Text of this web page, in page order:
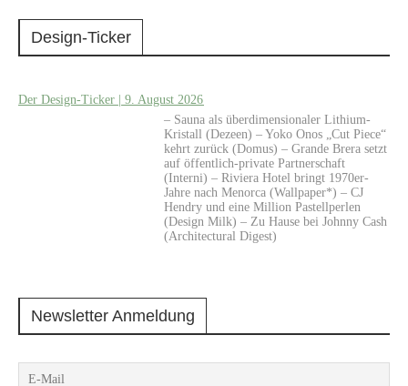
Design-Ticker
Der Design-Ticker | 9. August 2026
– Sauna als überdimensionaler Lithium-
Kristall (Dezeen) – Yoko Onos „Cut Piece“
kehrt zurück (Domus) – Grande Brera setzt
auf öffentlich-private Partnerschaft
(Interni) – Riviera Hotel bringt 1970er-
Jahre nach Menorca (Wallpaper*) – CJ
Hendry und eine Million Pastellperlen
(Design Milk) – Zu Hause bei Johnny Cash
(Architectural Digest)
Newsletter Anmeldung